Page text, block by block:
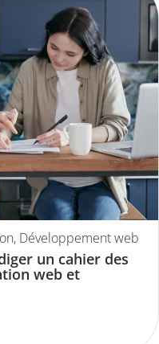
, Développement web
un cahier des
web et